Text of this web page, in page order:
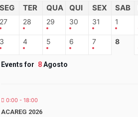
SEG TER QUA QUI SEX SAB
27 28 29 30 31 1
3 4 5 6 7 8
Events for 8Agosto
0:00 - 18:00
ACAREG 2026